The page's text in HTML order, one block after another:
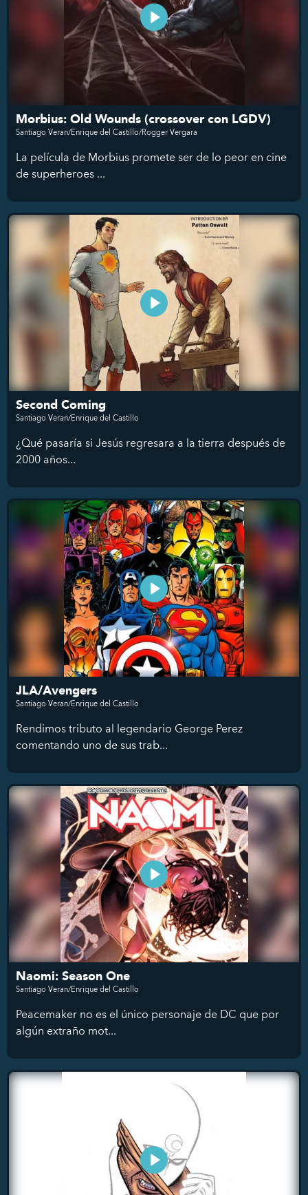
Morbius: Old Wounds (crossover con LGDV)
Santiago Veran/Enrique del Castillo/Rogger Vergara
La película de Morbius promete ser de lo peor en cine
de superheroes ...
Second Coming
Santiago Veran/Enrique del Castillo
¿Qué pasaría si Jesús regresara a la tierra después de
2000 años...
JLA/Avengers
Santiago Veran/Enrique del Castillo
Rendimos tributo al legendario George Perez
comentando uno de sus trab...
Naomi: Season One
Santiago Veran/Enrique del Castillo
Peacemaker no es el único personaje de DC que por
algún extraño mot...